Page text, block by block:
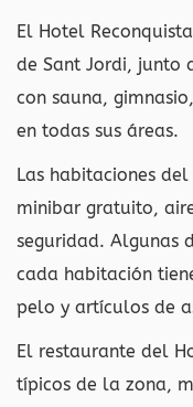
El Hotel
de Sant Jordi, junto
con sauna,
en todas sus áreas.
Las habitaciones
minibar gratuito,
seguridad. Algunas
cada habitación
pelo y artículos de
El restaurante del
típicos de la zona,